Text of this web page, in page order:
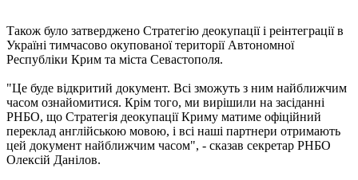
Також було затверджено Стратегію деокупації і реінтеграції в
Україні тимчасово окупованої території Автономної
Республіки Крим та міста Севастополя.
"Це буде відкритий документ. Всі зможуть з ним найближчим
часом ознайомитися. Крім того, ми вирішили на засіданні
РНБО, що Стратегія деокупації Криму матиме офіційний
переклад англійською мовою, і всі наші партнери отримають
цей документ найближчим часом", - сказав секретар РНБО
Олексій Данілов.